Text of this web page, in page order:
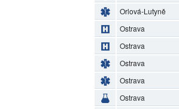
Orlová-Lutyně
Ostrava
Ostrava
Ostrava
Ostrava
Ostrava